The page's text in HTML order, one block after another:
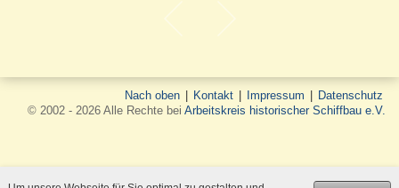
Nach oben Kontakt Impressum
Datenschutz
© 2002 - 2026 Alle Rechte bei Arbeitskreis historischer Schiffbau e.V.